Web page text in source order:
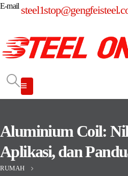
E-mail
Aluminium Coil:
Aplikasi, dan
RUMAH